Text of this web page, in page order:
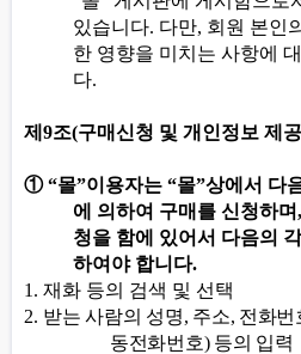
있습니다. 다만, 회원 본인
한 영향을 미치는 사항에
다.
제 9조(구매신청 및 개인정보 제
①“몰”이용자는 “몰”상에서 다
에 의하여 구매를 신청하며
청을 함에 있어서 다음의
하여야 합니다.
1. 재화 등의 검색 및 선택
2. 받는 사람의 성명, 주소, 전화번
동전화번호) 등의 입력